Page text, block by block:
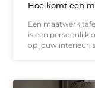
Hoe komt een
Een maatwerk
is een persoonlijk
op jouw interieur,